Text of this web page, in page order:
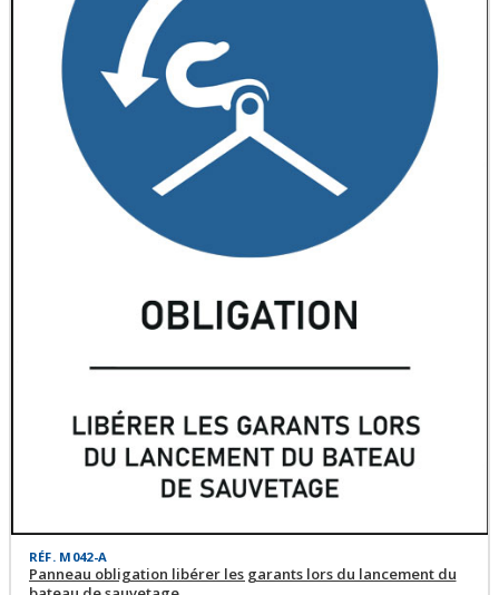
RÉF. M042-A
Panneau obligation libérer les garants lors du lancement du